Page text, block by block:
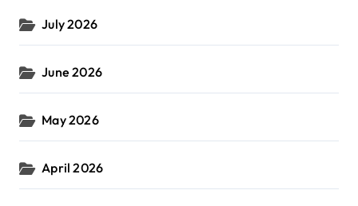
July 2026
June 2026
May 2026
April 2026